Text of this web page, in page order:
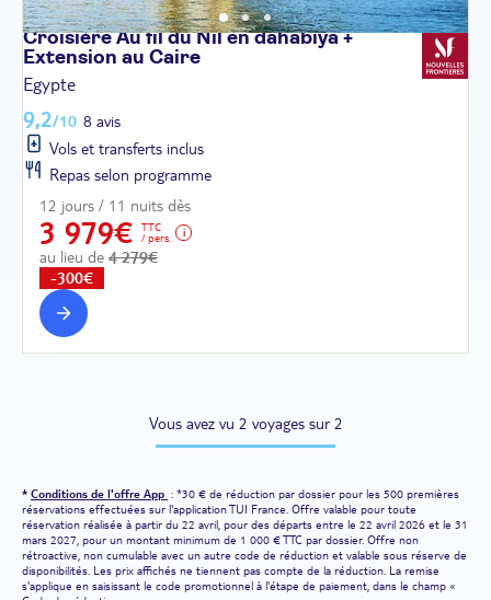
Croisière Au fil du Nil en dahabiya +
Extension au Caire
Egypte
9,2/10 8 avis
Vols et transferts inclus
Repas selon programme
12 jours / 11 nuits dès
3 979€
TTC
/ pers.
au lieu de 4 279€
-300€
Vous avez vu 2 voyages sur 2
* Conditions de l'offre App : *30 € de réduction par dossier pour les 500 premières
réservations effectuées sur l'application TUI France. Offre valable pour toute
réservation réalisée à partir du 22 avril, pour des départs entre le 22 avril 2026 et le 31
mars 2027, pour un montant minimum de 1 000 € TTC par dossier. Offre non
rétroactive, non cumulable avec un autre code de réduction et valable sous réserve de
disponibilités. Les prix affichés ne tiennent pas compte de la réduction. La remise
s'applique en saisissant le code promotionnel à l'étape de paiement, dans le champ «